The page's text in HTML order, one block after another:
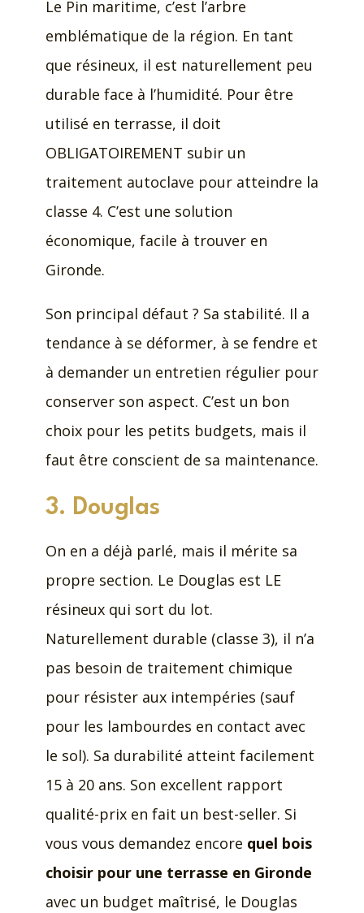
Le Pin maritime, c’est l’arbre
emblématique de la région. En tant
que résineux, il est naturellement peu
durable face à l’humidité. Pour être
utilisé en terrasse, il doit
OBLIGATOIREMENT subir un
traitement autoclave pour atteindre la
classe 4. C’est une solution
économique, facile à trouver en
Gironde.
Son principal défaut ? Sa stabilité. Il a
tendance à se déformer, à se fendre et
à demander un entretien régulier pour
conserver son aspect. C’est un bon
choix pour les petits budgets, mais il
faut être conscient de sa maintenance.
3. Douglas
On en a déjà parlé, mais il mérite sa
propre section. Le Douglas est LE
résineux qui sort du lot.
Naturellement durable (classe 3), il n’a
pas besoin de traitement chimique
pour résister aux intempéries (sauf
pour les lambourdes en contact avec
le sol). Sa durabilité atteint facilement
15 à 20 ans. Son excellent rapport
qualité-prix en fait un best-seller. Si
vous vous demandez encore quel bois
choisir pour une terrasse en Gironde
avec un budget maîtrisé, le Douglas